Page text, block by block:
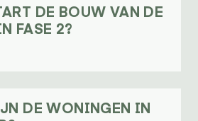
DE BOUW VAN DE
FASE 2?
DE WONINGEN IN